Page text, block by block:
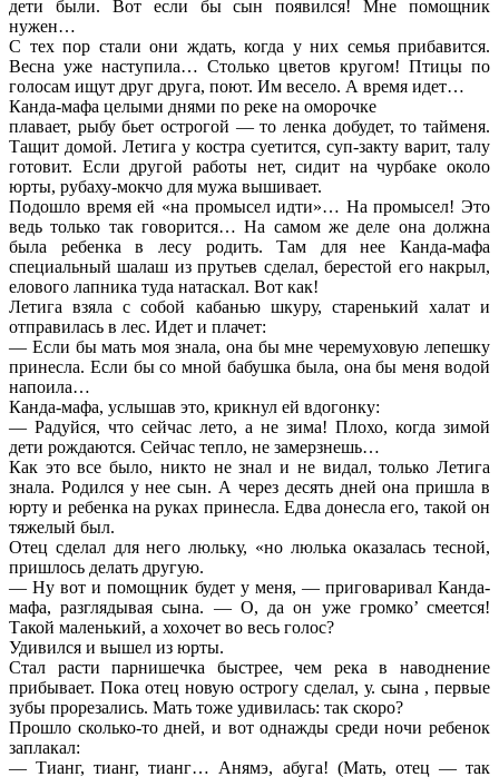
дети были. Вот если бы сын появился! Мне помощник
нужен…
С тех пор стали они ждать, когда у них семья прибавится.
Весна уже наступила… Столько цветов кругом! Птицы по
голосам ищут друг друга, поют. Им весело. А время идет…
Канда-мафа целыми днями по реке на оморочке
плавает, рыбу бьет острогой — то ленка добудет, то тайменя.
Тащит домой. Летига у костра суетится, суп-закту варит, талу
готовит. Если другой работы нет, сидит на чурбаке около
юрты, рубаху-мокчо для мужа вышивает.
Подошло время ей «на промысел идти»… На промысел! Это
ведь только так говорится… На самом же деле она должна
была ребенка в лесу родить. Там для нее Канда-мафа
специальный шалаш из прутьев сделал, берестой его накрыл,
елового лапника туда натаскал. Вот как!
Летига взяла с собой кабанью шкуру, старенький халат и
отправилась в лес. Идет и плачет:
— Если бы мать моя знала, она бы мне черемуховую лепешку
принесла. Если бы со мной бабушка была, она бы меня водой
напоила…
Канда-мафа, услышав это, крикнул ей вдогонку:
— Радуйся, что сейчас лето, а не зима! Плохо, когда зимой
дети рождаются. Сейчас тепло, не замерзнешь…
Как это все было, никто не знал и не видал, только Летига
знала. Родился у нее сын. А через десять дней она пришла в
юрту и ребенка на руках принесла. Едва донесла его, такой он
тяжелый был.
Отец сделал для него люльку, «но люлька оказалась тесной,
пришлось делать другую.
— Ну вот и помощник будет у меня, — приговаривал Канда-
мафа, разглядывая сына. — О, да он уже громко’ смеется!
Такой маленький, а хохочет во весь голос?
Удивился и вышел из юрты.
Стал расти парнишечка быстрее, чем река в наводнение
прибывает. Пока отец новую острогу сделал, у. сына , первые
зубы прорезались. Мать тоже удивилась: так скоро?
Прошло сколько-то дней, и вот однажды среди ночи ребенок
заплакал:
— Тианг, тианг, тианг… Анямэ, абуга! (Мать, отец — так